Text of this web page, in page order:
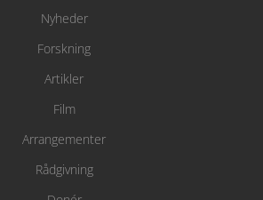
Nyheder
Forskning
Artikler
Film
Arrangementer
Rådgivning